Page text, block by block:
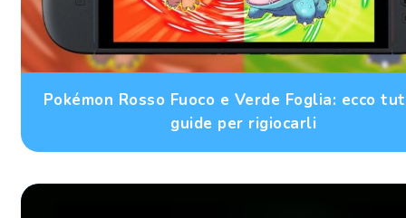
Pokémon Rosso Fuoco e Verde Foglia: ecco
guide per rigiocarli